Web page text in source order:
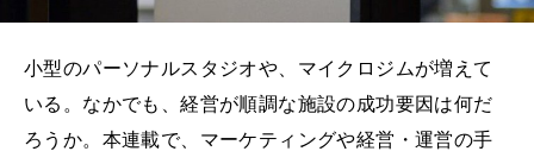
小型のパーソナルスタジオや、マイクロジムが増えて
いる。なかでも、経営が順調な施設の成功要因は何だ
ろうか。本連載で、マーケティングや経営・運営の手